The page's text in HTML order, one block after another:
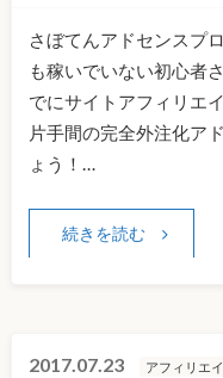
さぼてんアドセンスプ
も稼いでいない初心者
でにサイトアフィリエ
片手間の完全外注化ア
ょう！…
続きを読む
2017.07.23 アフィリエ